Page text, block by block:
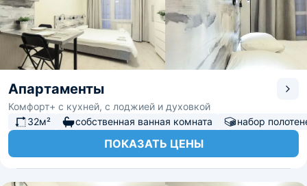
Апартаменты
Комфорт+ с кухней, с лоджией и духовкой
32м²
собственная ванная комната набор
ПОКАЗАТЬ ЦЕНЫ